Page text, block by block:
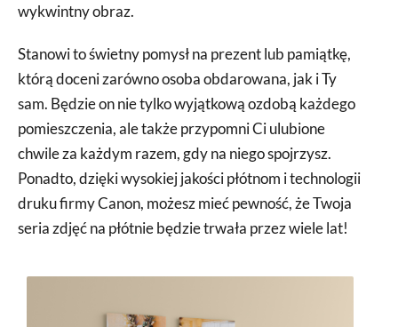
wykwintny obraz.
Stanowi to świetny pomysł na prezent lub pamiątkę,
którą doceni zarówno osoba obdarowana, jak i Ty
sam. Będzie on nie tylko wyjątkową ozdobą każdego
pomieszczenia, ale także przypomni Ci ulubione
chwile za każdym razem, gdy na niego spojrzysz.
Ponadto, dzięki wysokiej jakości płótnom i technologii
druku firmy Canon, możesz mieć pewność, że Twoja
seria zdjęć na płótnie będzie trwała przez wiele lat!